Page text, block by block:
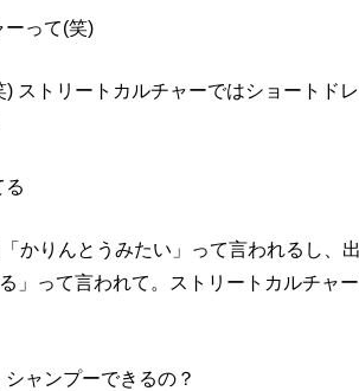
ーって(笑)
ストリートカルチャーではショートド
る
かりんとうみたい」って言われるし、
」って言われて。ストリートカルチャ
ャンプーできるの？